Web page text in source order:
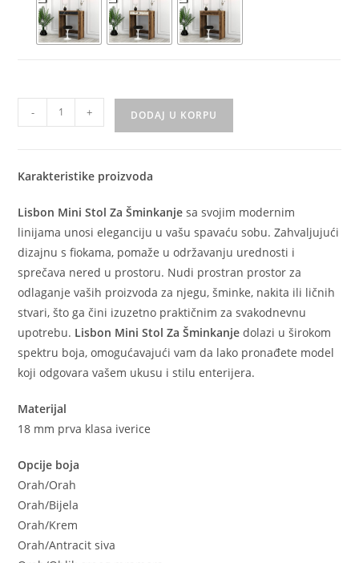
- + DODAJ U KORPU
Karakteristike proizvoda
Lisbon Mini Stol Za Šminkanje sa svojim modernim
linijama unosi eleganciju u vašu spavaću sobu. Zahvaljujući
dizajnu s fiokama, pomaže u održavanju urednosti i
sprečava nered u prostoru. Nudi prostran prostor za
odlaganje vaših proizvoda za njegu, šminke, nakita ili ličnih
stvari, što ga čini izuzetno praktičnim za svakodnevnu
upotrebu. Lisbon Mini Stol Za Šminkanje dolazi u širokom
spektru boja, omogućavajući vam da lako pronađete model
koji odgovara vašem ukusu i stilu enterijera.
Materijal
18 mm prva klasa iverice
Opcije boja
Orah/Orah
Orah/Bijela
Orah/Krem
Orah/Antracit siva